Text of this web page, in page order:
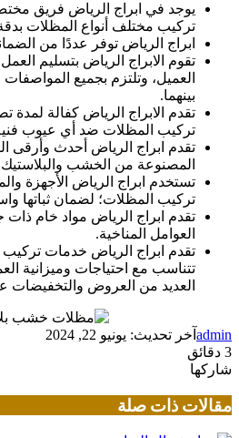
يوجد في ابراج الرياض فريق
تركيب مختلف أنواع المظلات
ابراج الرياض توفر عددًا من
تقوم الابراج الرياض بتسليم
العميل، وتلتزم بجميع
بينهما.
تقدم الابراج الرياض كفالة
تركيب المظلات ضد أي عيوب
تقدم ابراج الرياض أحدث وأرقى
المصنوعة من الخشب
تستخدم ابراج الرياض الأجهزة
تركيب المظلات؛ لضمان ثباتها
تقدم ابراج الرياض مواد خام
العوامل المناخية.
تقدم ابراج الرياض خدمات تركيب
تتناسب مع احتياجات وميزانية
العديد من العروض والتخفيضات
admin آخر تحديث: يونيو 22, 2024
3 دقائق
شاركها
مقالات ذات صلة